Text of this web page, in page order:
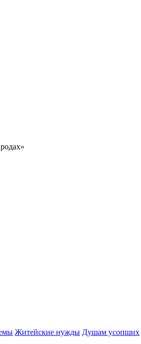
Житейские нужды Душам усопших